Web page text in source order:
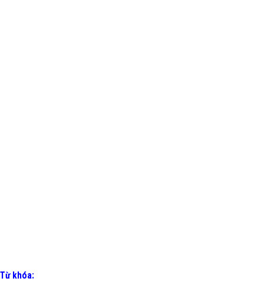
Từ khóa: